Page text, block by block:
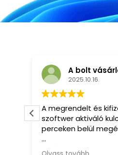
A bolt vásárlója
2025.10.16.
és kifizetett
aktiváló kulcssa szinte
belül megérkezeett.
gyorsaság!